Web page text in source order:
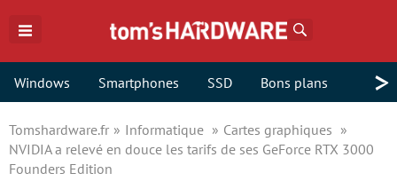
Windows Smartphones SSD Bons plans >
Tomshardware.fr Informatique
Cartes graphiques
NVIDIA a relevé en douce les tarifs de ses GeForce RTX 3000
Founders Edition